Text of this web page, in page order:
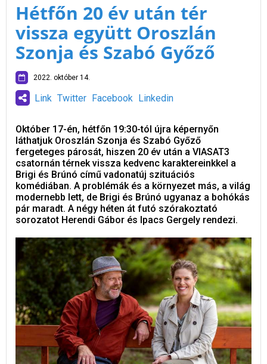
Hétfőn 20 év után tér
vissza együtt Oroszlán
Szonja és Szabó Győző
2022. október 14.
Link Twitter Facebook Linkedin
Október 17-én, hétfőn 19:30-tól újra képernyőn
láthatjuk Oroszlán Szonja és Szabó Győző
fergeteges párosát, hiszen 20 év után a VIASAT3
csatornán térnek vissza kedvenc karaktereinkkel a
Brigi és Brúnó című vadonatúj szituációs
komédiában. A problémák és a környezet más, a világ
modernebb lett, de Brigi és Brúnó ugyanaz a bohókás
pár maradt. A négy héten át futó szórakoztató
sorozatot Herendi Gábor és Ipacs Gergely rendezi.